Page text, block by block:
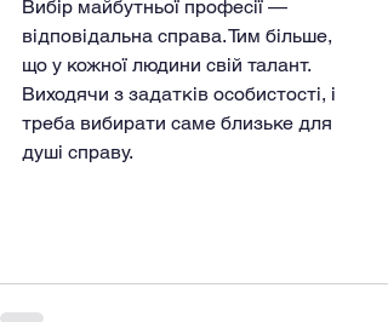
Вибір майбутньої професії —
відповідальна справа. Тим більше,
що у кожної людини свій талант.
Виходячи з задатків особистості, і
треба вибирати саме близьке для
душі справу.